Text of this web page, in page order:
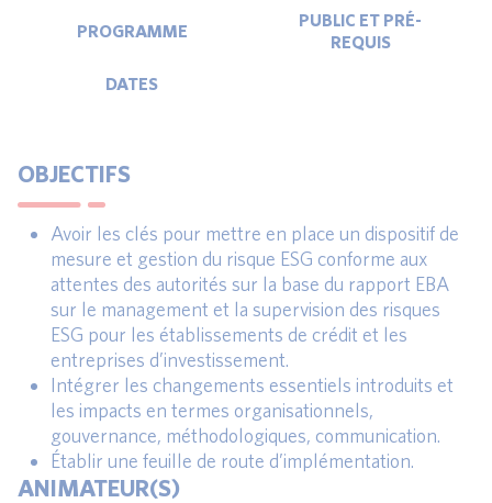
PROGRAMME
PUBLIC ET PRÉ-
REQUIS
DATES
OBJECTIFS
Avoir les clés pour mettre en place un dispositif de
mesure et gestion du risque ESG conforme aux
attentes des autorités sur la base du rapport EBA
sur le management et la supervision des risques
ESG pour les établissements de crédit et les
entreprises d’investissement.
Intégrer les changements essentiels introduits et
les impacts en termes organisationnels,
gouvernance, méthodologiques, communication.
Établir une feuille de route d’implémentation.
ANIMATEUR(S)